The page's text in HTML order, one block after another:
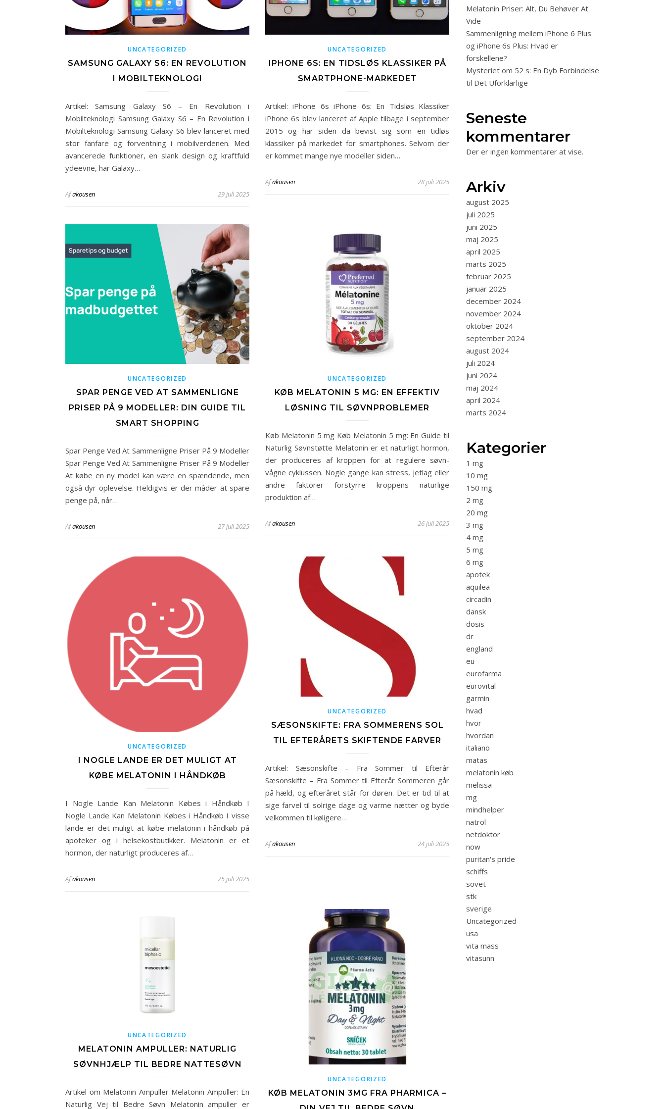
UNCATEGORIZED
SAMSUNG GALAXY S6: EN REVOLUTION
I MOBILTEKNOLOGI
Artikel: Samsung Galaxy S6 – En Revolution i
Mobilteknologi Samsung Galaxy S6 – En Revolution i
Mobilteknologi Samsung Galaxy S6 blev lanceret med
stor fanfare og forventning i mobilverdenen. Med
avancerede funktioner, en slank design og kraftfuld
ydeevne, har Galaxy…
Afakousen 29 juli 2025
UNCATEGORIZED
IPHONE 6S: EN TIDSLØS KLASSIKER PÅ
SMARTPHONE-MARKEDET
Artikel: iPhone 6s iPhone 6s: En Tidsløs Klassiker
iPhone 6s blev lanceret af Apple tilbage i september
2015 og har siden da bevist sig som en tidløs
klassiker på markedet for smartphones. Selvom der
er kommet mange nye modeller siden…
Afakousen 28 juli 2025
UNCATEGORIZED
SPAR PENGE VED AT SAMMENLIGNE
PRISER PÅ 9 MODELLER: DIN GUIDE TIL
SMART SHOPPING
Spar Penge Ved At Sammenligne Priser På 9 Modeller
Spar Penge Ved At Sammenligne Priser På 9 Modeller
At købe en ny model kan være en spændende, men
også dyr oplevelse. Heldigvis er der måder at spare
penge på, når…
Afakousen 27 juli 2025
UNCATEGORIZED
KØB MELATONIN 5 MG: EN EFFEKTIV
LØSNING TIL SØVNPROBLEMER
Køb Melatonin 5 mg Køb Melatonin 5 mg: En Guide til
Naturlig Søvnstøtte Melatonin er et naturligt hormon,
der produceres af kroppen for at regulere søvn-
vågne cyklussen. Nogle gange kan stress, jetlag eller
andre faktorer forstyrre kroppens naturlige
produktion af…
Afakousen 26 juli 2025
UNCATEGORIZED
I NOGLE LANDE ER DET MULIGT AT
KØBE MELATONIN I HÅNDKØB
I Nogle Lande Kan Melatonin Købes i Håndkøb I
Nogle Lande Kan Melatonin Købes i Håndkøb I visse
lande er det muligt at købe melatonin i håndkøb på
apoteker og i helsekostbutikker. Melatonin er et
hormon, der naturligt produceres af…
Afakousen 25 juli 2025
UNCATEGORIZED
SÆSONSKIFTE: FRA SOMMERENS SOL
TIL EFTERÅRETS SKIFTENDE FARVER
Artikel: Sæsonskifte – Fra Sommer til Efterår
Sæsonskifte – Fra Sommer til Efterår Sommeren går
på hæld, og efteråret står for døren. Det er tid til at
sige farvel til solrige dage og varme nætter og byde
velkommen til køligere…
Afakousen 24 juli 2025
UNCATEGORIZED
MELATONIN AMPULLER: NATURLIG
SØVNHJÆLP TIL BEDRE NATTESØVN
Artikel om Melatonin Ampuller Melatonin Ampuller: En
Naturlig Vej til Bedre Søvn Melatonin ampuller er
UNCATEGORIZED
KØB MELATONIN 3MG FRA PHARMICA –
Melatonin Priser: Alt, Du Behøver At
Vide
Sammenligning mellem iPhone 6 Plus
og iPhone 6s Plus: Hvad er
forskellene?
Mysteriet om 52 s: En Dyb Forbindelse
til Det Uforklarlige
Seneste
kommentarer
Der er ingen kommentarer at vise.
Arkiv
august 2025
juli 2025
juni 2025
maj 2025
april 2025
marts 2025
februar 2025
januar 2025
december 2024
november 2024
oktober 2024
september 2024
august 2024
juli 2024
juni 2024
maj 2024
april 2024
marts 2024
Kategorier
1 mg
10 mg
150 mg
2 mg
20 mg
3 mg
4 mg
5 mg
6 mg
apotek
aquilea
circadin
dansk
dosis
dr
england
eu
eurofarma
eurovital
garmin
hvad
hvor
hvordan
italiano
matas
melatonin køb
melissa
mg
mindhelper
natrol
netdoktor
now
puritan's pride
schiffs
sovet
stk
sverige
Uncategorized
usa
vita mass
vitasunn